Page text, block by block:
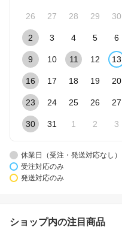
26 27 28 29 30
2 3 4 5 6
9 10 11 12 13
16 17 18 19 20
23 24 25 26 27
30 31 1 2 3
休業日（受注・発送対応なし）
受注対応のみ
発送対応のみ
ショップ内の注目商品